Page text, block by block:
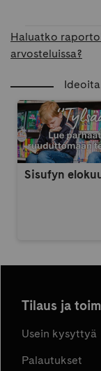
Haluatko
arvosteluissa?
Tilaus ja
Usein kysyttyä
Palautukset